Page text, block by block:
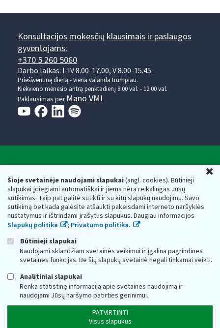
Šioje svetainėje naudojami slapukai(angl. cookies). Būtinieji
slapukai įdiegiami automatiškai ir jiems nėra reikalingas Jūsų
sutikimas. Taip pat galite sutikti ir su kitų slapukų naudojimu. Savo
sutikimą bet kada galėsite atšaukti pakeisdami interneto naršyklės
nustatymus ir ištrindami įrašytus slapukus. Daugiau informacijos
Slapukų politika
; Privatumo politika.
Būtinieji slapukai
Naudojami sklandžiam svetainės veikimui ir įgalina pagrindines
svetainės funkcijas. Be šių slapukų svetainė negali tinkamai veikti.
Analitiniai slapukai
Renka statistinę informaciją apie svetainės naudojimą ir
naudojami Jūsų naršymo patirties gerinimui.
PATVIRTINTI
Visus slapukus
Konsultacijos mokesčių klausimais ir paslaugos
gyventojams:
+370 5 260 5060
Darbo laikas: I-IV 8.00-17.00, V 8.00-15.45.
Prieššventinę dieną - viena valanda trumpiau.
Kiekvieno mėnesio antrą penktadienį 8.00 val. - 12.00 val.
Paklausimas per Mano VMI
Respublikos finansų ministerijos
Biudžetinė įstaiga. Juridinio asmens kodas — 188659752,
adresas: Vasario 16-osios g. 14, 01107 Vilnius, Lietuva, el.paštas:
vmi@vmi.lt, E. pristatymo dėžutės adresas 188659752
Duomenys apie Valstybinę mokesčių inspekciją prie Lietuvos
Respublikos finansų ministerijos kaupiami ir saugomi Juridinių